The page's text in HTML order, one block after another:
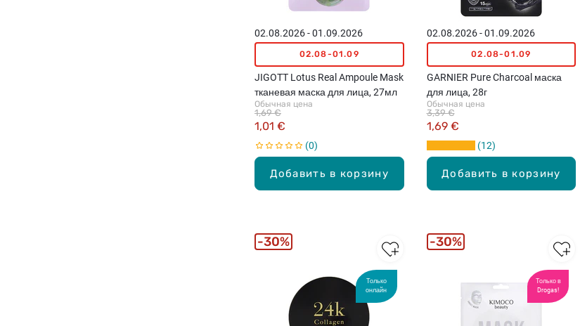
Добавить в корзину
02.08.2026 - 01.09.2026
02.08-01.09
JIGOTT Lotus Real Ampoule Mask
тканевая маска для лица, 27мл
Обычная цена
1,01 €
1,69 €
0
Добавить в корзину
02.08.2026 - 01.09.2026
02.08-01.09
GARNIER Pure Charcoal маска
для лица, 28г
Обычная цена
1,69 €
3,39 €
12
Только
онлайн
30%
Только в
Drogas!
30%